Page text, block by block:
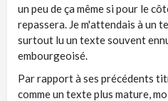
un peu de ça même si pour le
repassera. Je m'attendais à un
surtout lu un texte souvent
embourgeoisé.
Par rapport à ses précédents
comme un texte plus mature,